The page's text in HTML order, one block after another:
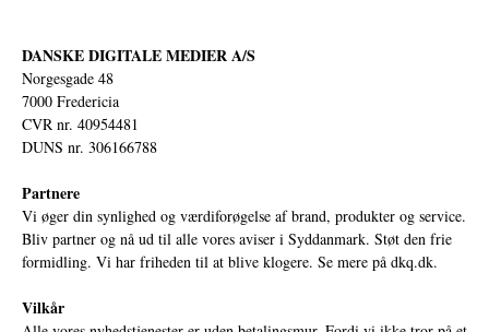
DANSKE DIGITALE MEDIER A/S
Norgesgade 48
7000 Fredericia
CVR nr. 40954481
DUNS nr. 306166788
Partnere
Vi øger din synlighed og værdiforøgelse af brand, produkter og service.
Bliv partner og nå ud til alle vores aviser i Syddanmark. Støt den frie
formidling. Vi har friheden til at blive klogere. Se mere på dkq.dk.
Vilkår